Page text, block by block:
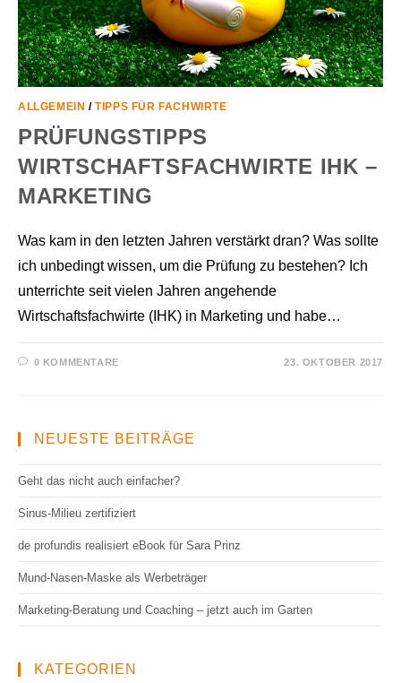
ALLGEMEIN /TIPPS FÜR FACHWIRTE
PRÜFUNGSTIPPS
WIRTSCHAFTSFACHWIRTE IHK –
MARKETING
Was kam in den letzten Jahren verstärkt dran? Was sollte
ich unbedingt wissen, um die Prüfung zu bestehen? Ich
unterrichte seit vielen Jahren angehende
Wirtschaftsfachwirte (IHK) in Marketing und habe…
0 KOMMENTARE 23. OKTOBER 2017
NEUESTE BEITRÄGE
Geht das nicht auch einfacher?
Sinus-Milieu zertifiziert
de profundis realisiert eBook für Sara Prinz
Mund-Nasen-Maske als Werbeträger
Marketing-Beratung und Coaching – jetzt auch im Garten
KATEGORIEN